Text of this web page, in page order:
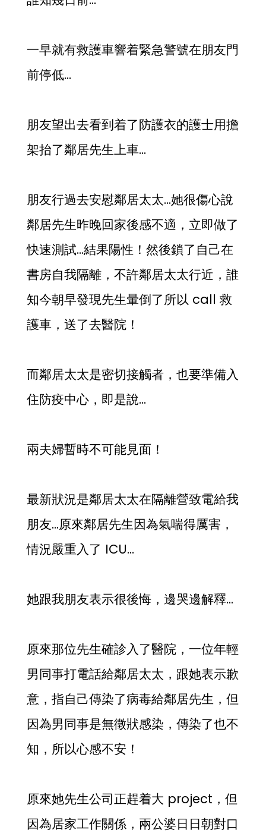
一早就有救護車響着緊急警號在朋友門
前停低…
朋友望出去看到着了防護衣的護士用擔
架抬了鄰居先生上車…
朋友行過去安慰鄰居太太…她很傷心說
鄰居先生昨晚回家後感不適，立即做了
快速測試…結果陽性！然後鎖了自己在
書房自我隔離，不許鄰居太太行近，誰
知今朝早發現先生暈倒了所以 call 救
護車，送了去醫院！
而鄰居太太是密切接觸者，也要準備入
住防疫中心，即是說…
兩夫婦暫時不可能見面！
最新狀況是鄰居太太在隔離營致電給我
朋友…原來鄰居先生因為氣喘得厲害，
情況嚴重入了 ICU…
她跟我朋友表示很後悔，邊哭邊解釋…
原來那位先生確診入了醫院，一位年輕
男同事打電話給鄰居太太，跟她表示歉
意，指自己傳染了病毒給鄰居先生，但
因為男同事是無徵狀感染，傳染了也不
知，所以心感不安！
原來她先生公司正趕着大 project，但
因為居家工作關係，兩公婆日日朝對口